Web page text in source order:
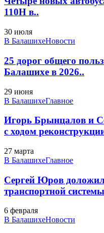
110Н в..
30 июля
В БалашихеНовости
25 дорог общего
Балашихе в 2026..
29 июня
В БалашихеГлавное
Игорь Брынцалов и
с ходом
27 марта
В БалашихеГлавное
Сергей Юров
транспортной
6 февраля
В БалашихеНовости